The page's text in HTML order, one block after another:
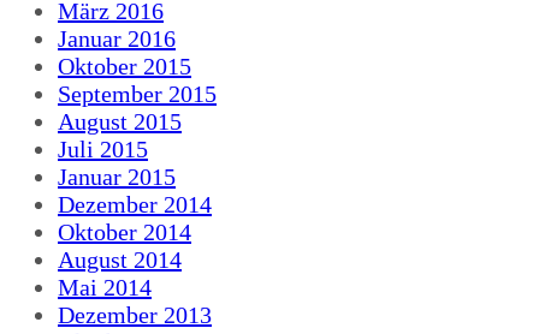
März 2016
Januar 2016
Oktober 2015
September 2015
August 2015
Juli 2015
Januar 2015
Dezember 2014
Oktober 2014
August 2014
Mai 2014
Dezember 2013